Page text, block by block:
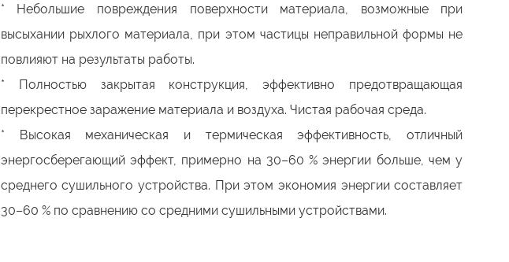
* Небольшие повреждения поверхности материала, возможные при
высыхании рыхлого материала, при этом частицы неправильной формы не
повлияют на результаты работы.
* Полностью закрытая конструкция, эффективно предотвращающая
перекрестное заражение материала и воздуха. Чистая рабочая среда.
* Высокая механическая и термическая эффективность, отличный
энергосберегающий эффект, примерно на 30–60 % энергии больше, чем у
среднего сушильного устройства. При этом экономия энергии составляет
30–60 % по сравнению со средними сушильными устройствами.